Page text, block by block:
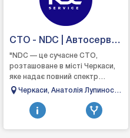
СТО - NDC | Автосервіс
Черкаси
"NDC — це сучасне СТО,
розташоване в місті Черкаси,
яке надає повний спектр
послуг з ремонту та
Ми спеціалізуємося на д...
Черкаси, Анатолія Лупиноса